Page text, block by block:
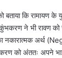
कि रामायण के
ने भी रावण
नकारात्मक अर्थ
को अंततः अपने